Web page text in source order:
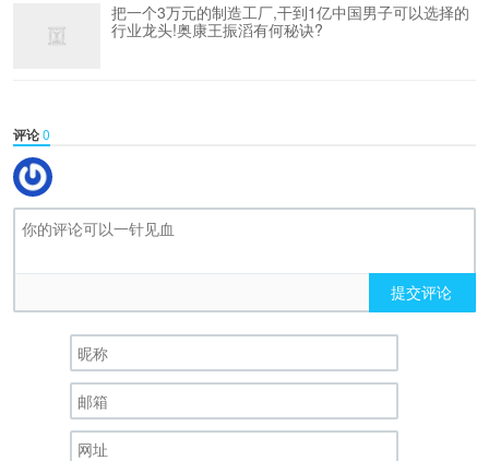
把一个3万元的制造工厂,干到1亿中国男子可以选择的
行业龙头!奥康王振滔有何秘诀?
评论0
提交评论